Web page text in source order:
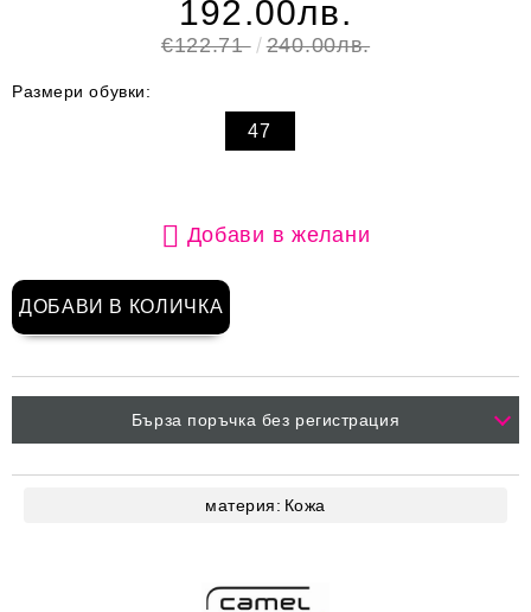
192.00лв.
€122.71 240.00лв.
Размери обувки:
47
Добави в желани
Бърза поръчка без регистрация
материя: Кожа